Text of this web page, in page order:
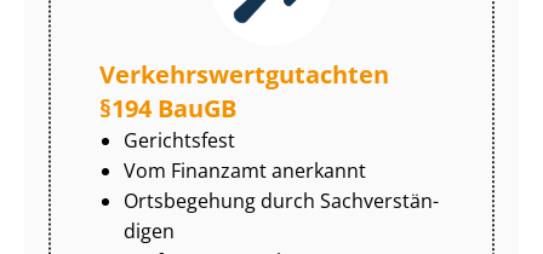
Ver­kehrs­wert­gut­ach­ten
§194 BauGB
Gerichtsfest
Vom Finanzamt anerkannt
Ortsbegehung durch Sach­ver­stän­
di­gen